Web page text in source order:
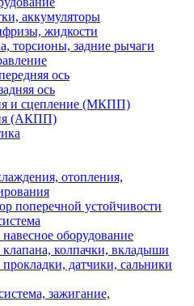
аккумуляторы
жидкости
торсионы, задние рычаги
ось
ось
и сцепление (МКПП)
(АКПП)
отопления,
поперечной устойчивости
оборудование
клапана, колпачки, вкладыши
прокладки, датчики, сальники
зажигание,